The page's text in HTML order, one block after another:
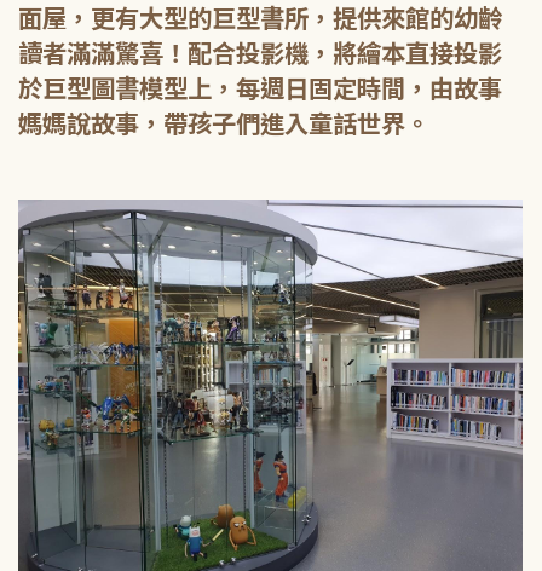
面屋，更有大型的巨型書所，提供來館的幼齡
讀者滿滿驚喜！配合投影機，將繪本直接投影
於巨型圖書模型上，每週日固定時間，由故事
媽媽說故事，帶孩子們進入童話世界。